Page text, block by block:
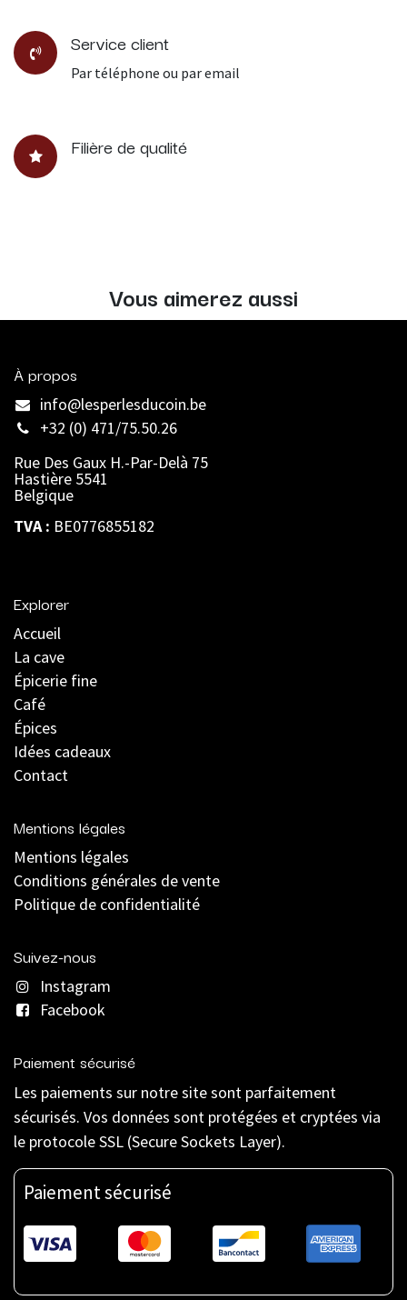
Service client
Par téléphone ou par email
Filière de qualité
Vous aimerez aussi
À propos
info@lesperlesducoin.be​
+32 (0) 471/75.50.26
Rue Des Gaux H.-Par-Delà 75
Hastière 5541
Belgique
TVA : BE0776855182
Explorer
Accueil
La cave
Épicerie fine
Café
Épices
Idées cadeaux
Contact
Mentions légales
Mentions légales
Conditions générales de vente
Politique de confidentialité
Suivez-nous
Instagram
Facebook
Paiement sécurisé
Les paiements sur notre site sont parfaitement
sécurisés. Vos données sont protégées et cryptées via
le protocole SSL (Secure Sockets Layer).
Paiement sécurisé